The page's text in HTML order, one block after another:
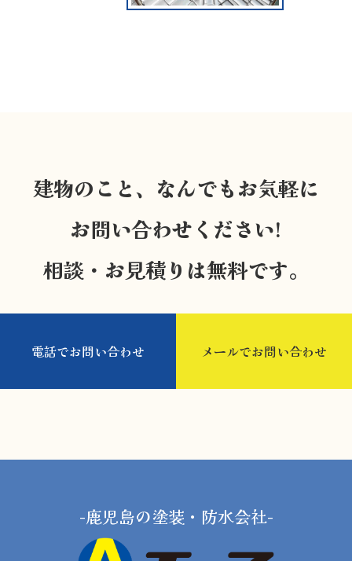
建物のこと、なんでもお気軽に
お問い合わせください!
相談・お見積りは無料です。
電話でお問い合わせ メールでお問い合わせ
-鹿児島の塗装・防水会社-